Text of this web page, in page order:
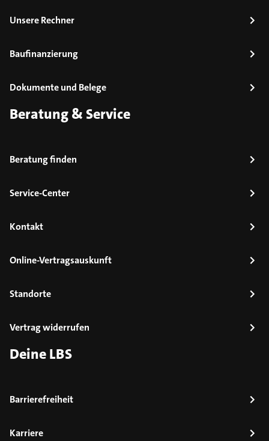
Unsere Rechner
Baufinanzierung
Dokumente und Belege
Beratung & Service
Beratung finden
Service-Center
Kontakt
Online-Vertragsauskunft
Standorte
Vertrag widerrufen
Deine LBS
Barrierefreiheit
Karriere